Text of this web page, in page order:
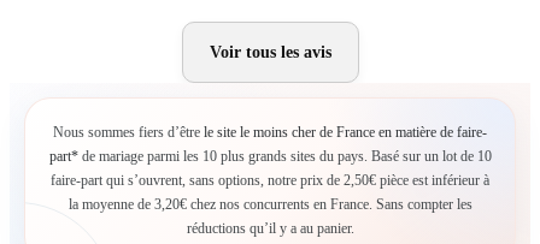
Voir tous les avis
Nous sommes fiers d’être le site le moins cher de France en matière de faire-
part*de mariage parmi les 10 plus grands sites du pays. Basé sur un lot de 10
faire-part qui s’ouvrent, sans options, notre prix de 2,50€ pièce est inférieur à
la moyenne de 3,20€ chez nos concurrents en France. Sans compter les
réductions qu’il y a au panier.